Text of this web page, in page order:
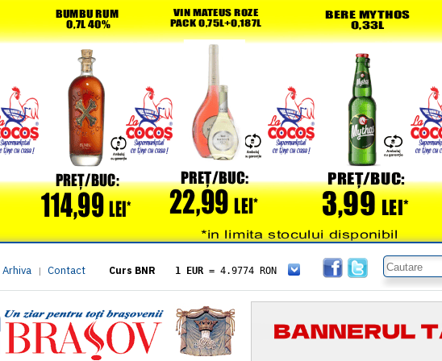
Arhiva | Contact Curs BNR 1 EUR = 4.9774 RON
= 5.8304 RON
1 XAU= 464.4611 RON
1 AED= 1.1933 RON
1 AUD= 2.7957 RON
1 BGN= 2.5449 RON